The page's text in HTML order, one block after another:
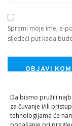
Da bismo pružili
za čuvanje i/ili
tehnologijama će
Spremi moje ime, e-
sljedeći put kada